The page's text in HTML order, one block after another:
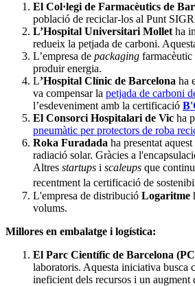
El Col·legi de Farmacèutics de
població de reciclar-los al Punt
L’Hospital Universitari Mollet ha
redueix la petjada de carboni.
L’empresa de packaging farmacèutic
produir energia.
L’Hospital Clínic de Barcelona ha
va compensar la petjada de carboni
l’esdeveniment amb la certificació
El Consorci Hospitalari de Vic ha
pneumàtic per protectors de roba
Roka Furadada ha presentat
radiació solar. Gràcies a
Altres startups i scaleups que
recentment la certificació de
L'empresa de distribució Logaritme
volums.
Millores en embalatge i logística:
El Parc Científic de Barcelona
laboratoris. Aquesta iniciativa busca
ineficient dels recursos i un augment